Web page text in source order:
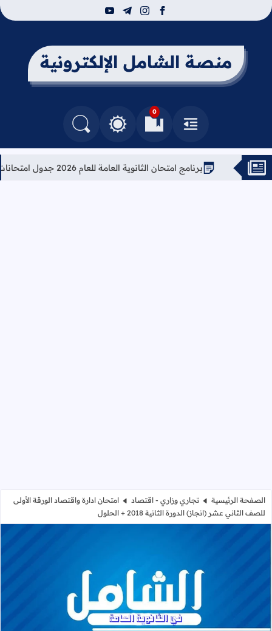
facebook
instagram
telegram
youtube
منصة الشامل الإلكترونية
القائمة
0
العلامات المرجعيةالتغيير بين الوضع النهاري والداكن
البحث في المدونة
برنامج امتحان الثانوية العامة للعام 2026 جدول امتحانات التوجيهي 2026
الصفحة الرئيسية تجاري وزاري - اقتصاد
امتحان ادارة واقتصاد الورقة الأولى
للصف الثاني عشر (انجاز) الدورة الثانية 2018 + الحلول
امتحان ادارة واقتصاد الورقة الأولى للصف